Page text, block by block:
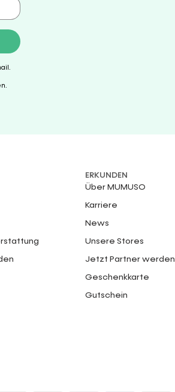
ERKUNDEN
Über MUMUSO
Karriere
News
Unsere Stores
Jetzt Partner werden
Geschenkkarte
Gutschein